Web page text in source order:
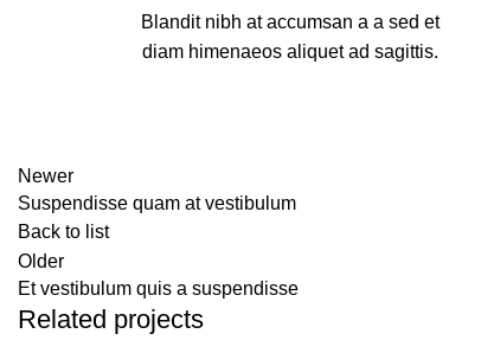
Blandit nibh at accumsan a a sed et
diam himenaeos aliquet ad sagittis.
Newer
Suspendisse quam at vestibulum
Back to list
Older
Et vestibulum quis a suspendisse
Related projects